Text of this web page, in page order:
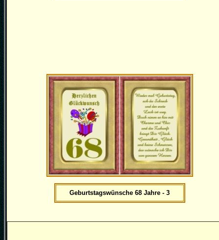
Geburtstagswünsche 68 Jahre - 3